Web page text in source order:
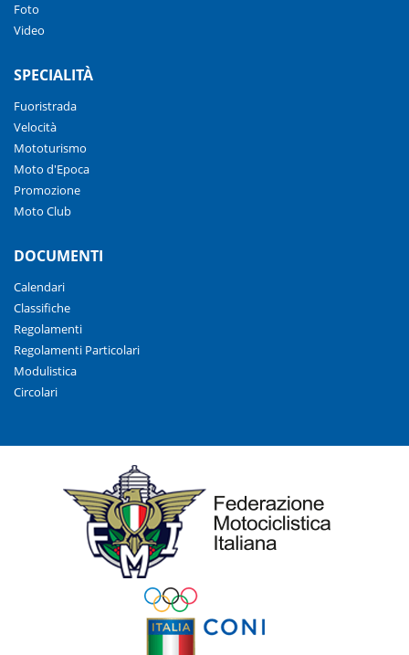
Foto
Video
SPECIALITÀ
Fuoristrada
Velocità
Mototurismo
Moto d'Epoca
Promozione
Moto Club
DOCUMENTI
Calendari
Classifiche
Regolamenti
Regolamenti Particolari
Modulistica
Circolari